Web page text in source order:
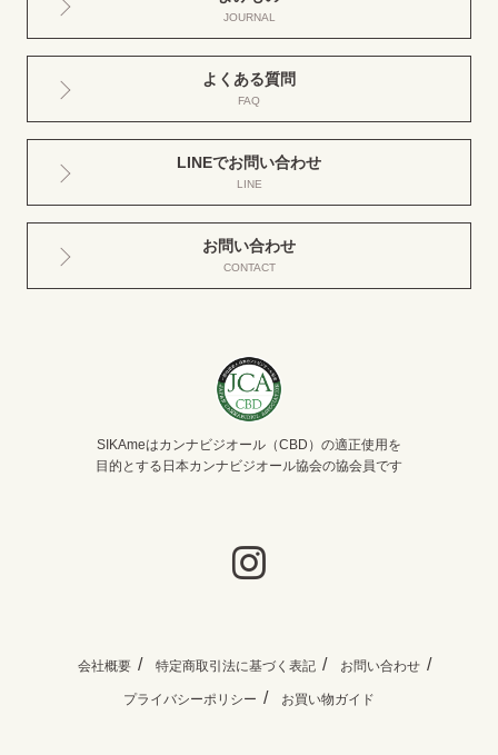
JOURNAL
よくある質問
FAQ
LINEでお問い合わせ
LINE
お問い合わせ
CONTACT
SIKAmeはカンナビジオール（CBD）の適正使用を
目的とする日本カンナビジオール協会の協会員です
会社概要 特定商取引法に基づく表記 お問い合わせ
プライバシーポリシー お買い物ガイド